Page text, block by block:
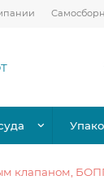
клапаном,